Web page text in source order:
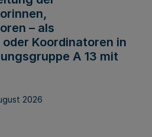
– als
Koordinatoren in
A 13 mit
2026